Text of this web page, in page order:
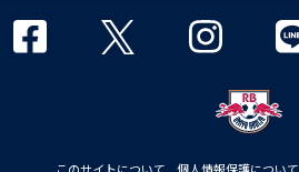
このサイトについて 個人情報保護について